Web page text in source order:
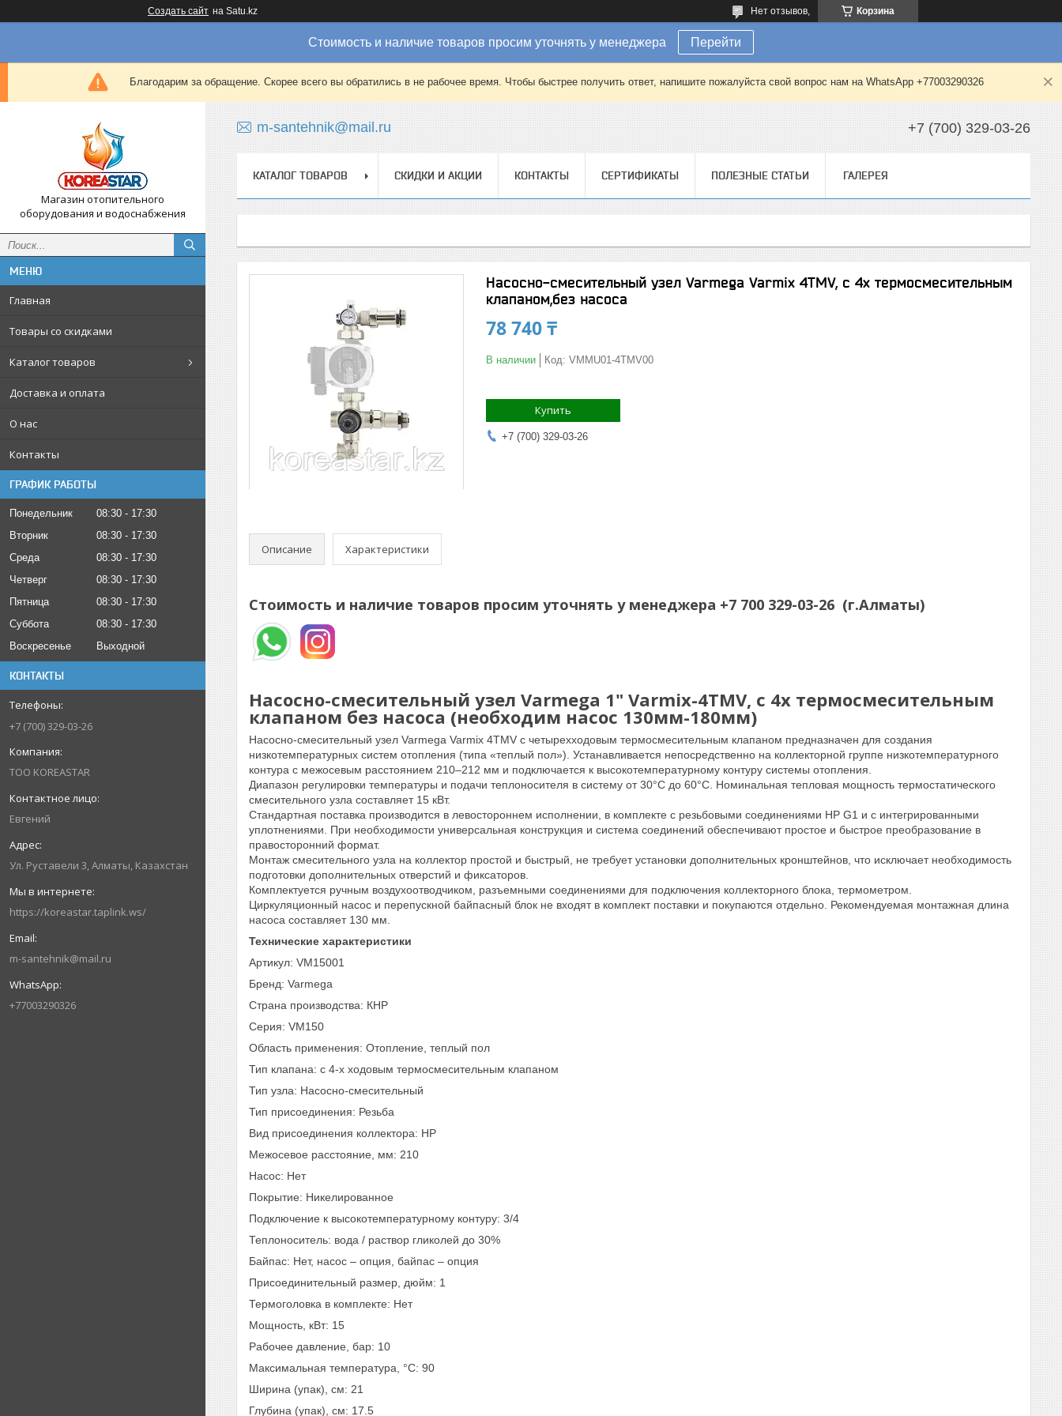
Создать сайт на Satu.kz Корзина
Нет отзывов,
Стоимость и наличие товаров просим уточнять у менеджера Перейти
Благодарим за обращение. Скорее всего вы обратились в не рабочее время. Чтобы быстрее получить ответ, напишите пожалуйста свой вопрос нам на WhatsApp +77003290326
Магазин отопительного
оборудования и водоснабжения
Главная
Товары со скидками
Каталог товаров
Доставка и оплата
О нас
Контакты
ГРАФИК РАБОТЫ
Понедельник 08:30
17:30
Вторник
08:30
17:30
Среда
08:30
17:30
Четверг
08:30
17:30
Пятница
08:30
17:30
Суббота
08:30
17:30
Воскресенье
Выходной
КОНТАКТЫ
+7 (700) 329-03-26
ТОО KOREASTAR
Евгений
Ул. Руставели 3, Алматы, Казахстан
https://koreastar.taplink.ws/
m-santehnik@mail.ru
+77003290326
m-santehnik@mail.ru +7 (700) 329-03-26
КАТАЛОГ ТОВАРОВ СКИДКИ И АКЦИИ КОНТАКТЫ СЕРТИФИКАТЫ ПОЛЕЗНЫЕ СТАТЬИ ГАЛЕРЕЯ
Насосно-смесительный узел Varmega Varmix 4TMV, с 4х термосмесительным
клапаном,без насоса
78 740 ₸
В наличии Код: VMMU01-4TMV00
Купить
+7 (700) 329-03-26
Описание Характеристики
Стоимость и наличие товаров просим уточнять у менеджера +7 700 329-03-26 (г.Алматы)
Насосно-смесительный узел Varmega 1" Varmix-4TMV, с 4х термосмесительным
клапаном без насоса (необходим насос 130мм-180мм)
Насосно-смесительный узел Varmega Varmix 4TMV с четырехходовым термосмесительным клапаном предназначен для создания
низкотемпературных систем отопления (типа «теплый пол»). Устанавливается непосредственно на коллекторной группе низкотемпературного
контура с межосевым расстоянием 210–212 мм и подключается к высокотемпературному контуру системы отопления.
Диапазон регулировки температуры и подачи теплоносителя в систему от 30°C до 60°C. Номинальная тепловая мощность термостатического
смесительного узла составляет 15 кВт.
Стандартная поставка производится в левостороннем исполнении, в комплекте с резьбовыми соединениями НР G1 и с интегрированными
уплотнениями. При необходимости универсальная конструкция и система соединений обеспечивают простое и быстрое преобразование в
правосторонний формат.
Монтаж смесительного узла на коллектор простой и быстрый, не требует установки дополнительных кронштейнов, что исключает необходимость
подготовки дополнительных отверстий и фиксаторов.
Комплектуется ручным воздухоотводчиком, разъемными соединениями для подключения коллекторного блока, термометром.
Циркуляционный насос и перепускной байпасный блок не входят в комплект поставки и покупаются отдельно. Рекомендуемая монтажная длина
насоса составляет 130 мм.
Технические характеристики
Артикул: VM15001
Бренд: Varmega
Страна производства: КНР
Серия: VM150
Область применения: Отопление, теплый пол
Тип клапана: с 4-х ходовым термосмесительным клапаном
Тип узла: Насосно-смесительный
Тип присоединения: Резьба
Вид присоединения коллектора: НР
Межосевое расстояние, мм: 210
Насос: Нет
Покрытие: Никелированное
Подключение к высокотемпературному контуру: 3/4
Теплоноситель: вода / раствор гликолей до 30%
Байпас: Нет, насос – опция, байпас – опция
Присоединительный размер, дюйм: 1
Термоголовка в комплекте: Нет
Мощность, кВт: 15
Рабочее давление, бар: 10
Максимальная температура, °С: 90
Ширина (упак), см: 21
Глубина (упак), см: 17.5